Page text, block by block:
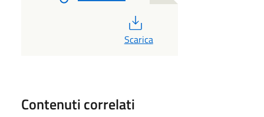
PDF
Scarica
Contenuti correlati